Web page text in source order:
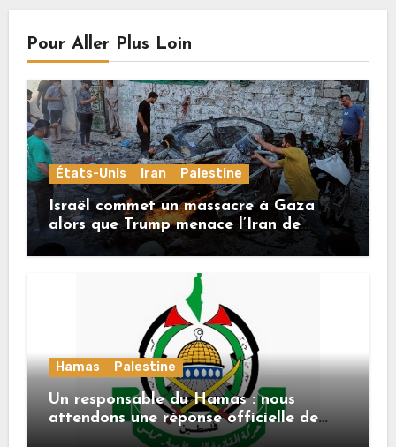
Pour Aller Plus Loin
États-Unis Iran Palestine
Israël commet un massacre à Gaza
alors que Trump menace l’Iran de
«décapitation»
Hamas Palestine
Un responsable du Hamas : nous
attendons une réponse officielle de
Mladenov concernant la feuille de